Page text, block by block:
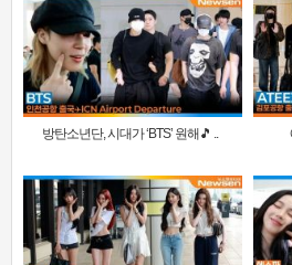
방탄소년단, 시대가 ‘BTS’ 원해🎵 ..